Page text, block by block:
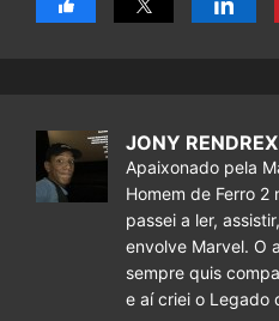
JONY RENDREX
Apaixonado pela
Homem de Ferro 2
passei a ler,
envolve Marvel. O
sempre quis
e aí criei o Legado